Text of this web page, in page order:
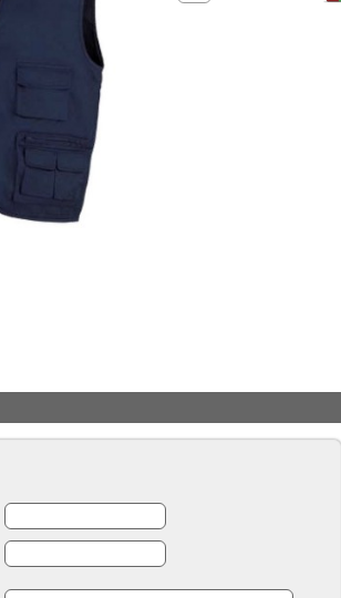
NUOVO SC
sverniciatore
plastica riciclata